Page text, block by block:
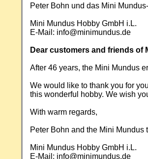
Peter Bohn und das Mini
Mini Mundus Hobby GmbH i.L.
E-Mail: info@minimundus.de
Dear customers and friends of
After 46 years, the Mini Mundus
We would like to thank you for
this wonderful hobby. We wish
With warm regards,
Peter Bohn and the Mini Mundus
Mini Mundus Hobby GmbH i.L.
E-Mail: info@minimundus.de